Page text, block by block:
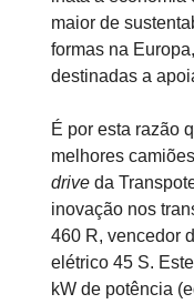
maior de
formas na
destinadas a
É por esta razão
melhores
drive da
inovação nos
460 R, vencedor
elétrico 45 S.
kW de potência